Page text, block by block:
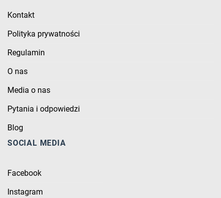
Kontakt
Polityka prywatności
Regulamin
O nas
Media o nas
Pytania i odpowiedzi
Blog
SOCIAL MEDIA
Facebook
Instagram